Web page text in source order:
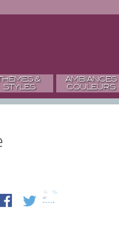
&
STYLES
AMBIANCES
COULEURS